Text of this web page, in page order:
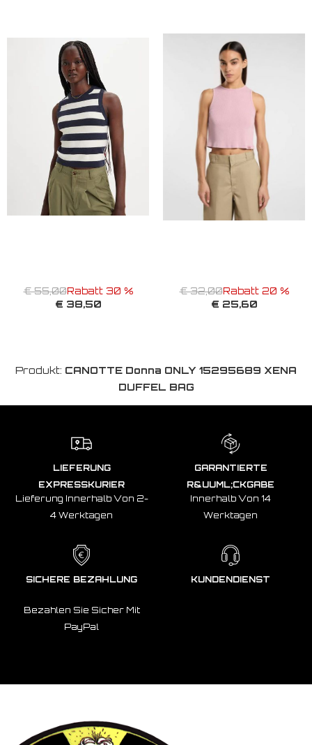
€ 55,00Rabatt 30 %
€ 38,50
€ 32,00Rabatt 20 %
€ 25,60
Produkt: CANOTTE Donna ONLY 15295689 XENA
DUFFEL BAG
LIEFERUNG
EXPRESSKURIER
Lieferung Innerhalb Von 2-
4 Werktagen
GARANTIERTE
R&UUML;CKGABE
Innerhalb Von 14
Werktagen
SICHERE BEZAHLUNG
Bezahlen Sie Sicher Mit
PayPal
KUNDENDIENST